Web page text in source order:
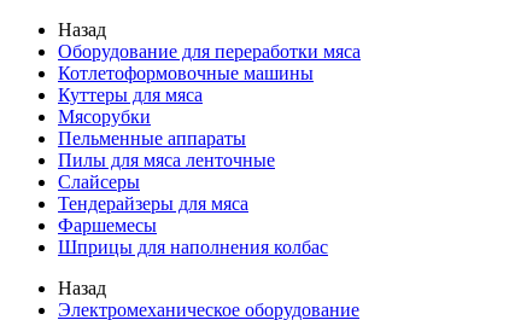
Назад
Оборудование для переработки мяса
Котлетоформовочные машины
Куттеры для мяса
Мясорубки
Пельменные аппараты
Пилы для мяса ленточные
Слайсеры
Тендерайзеры для мяса
Фаршемесы
Шприцы для наполнения колбас
Назад
Электромеханическое оборудование